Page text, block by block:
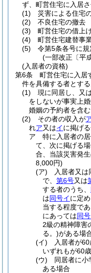
ず、町営住宅に入居
(1)
災害による住宅
(2)
不良住宅の撤去
(3)
町営住宅の借上
(4)
町営住宅建替事
(5)
令第5条各号に
(一部改正〔平
(入居者の資格)
第6条
町営住宅に入居
件を具備する者とする
(1)
現に同居し、又
をしないが事実上
婚姻の予約者を含
(2)
その者の収入が
れア又はイに掲げ
ア
特に入居者の
て、次に掲げる
合、当該災害発
8,000円)
(ア)
入居者又は
で、第6号又は
する者のうち、
は同号イに定
当する程度であ
にあっては同
2級の精神障害
る。)がある場
(イ)
入居者が
いずれもが60
(ウ)
同居者に小
ある場合